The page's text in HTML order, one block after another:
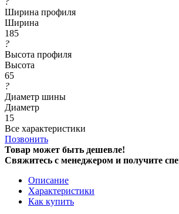
Ширина профиля
Ширина
185
?
Высота профиля
Высота
65
?
Диаметр шины
Диаметр
15
Все характеристики
Позвонить
Товар может быть дешевле!
Свяжитесь с менеджером и получите
Описание
Характеристики
Как купить